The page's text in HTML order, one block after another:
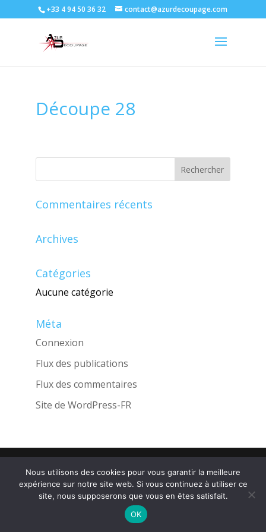
+33 4 94 50 36 32 contact@azurdecoupage.com
Découpe 28
Commentaires récents
Archives
Catégories
Aucune catégorie
Méta
Connexion
Flux des publications
Flux des commentaires
Site de WordPress-FR
Nous utilisons des cookies pour vous garantir la meilleure
expérience sur notre site web. Si vous continuez à utiliser ce
site, nous supposerons que vous en êtes satisfait.
OK